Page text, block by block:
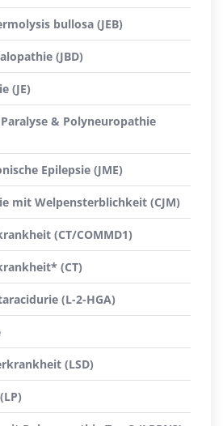
bullosa (JEB)
(JBD)
(JE)
& Polyneuropathie
Epilepsie (JME)
mit Welpensterblichkeit (CJM)
(CT/COMMD1)
(CT)
(L-2-HGA)
(LSD)